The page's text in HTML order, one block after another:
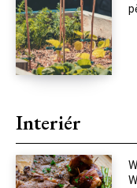
Interiér